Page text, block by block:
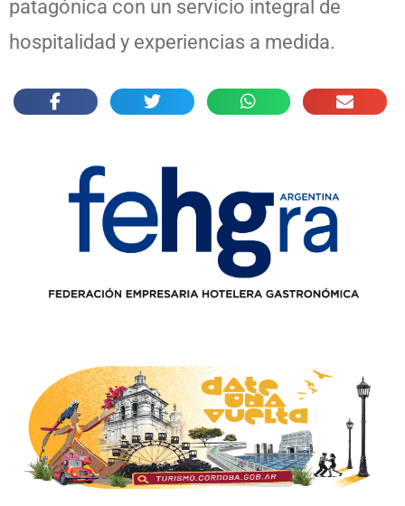
patagónica con un servicio integral de
hospitalidad y experiencias a medida.